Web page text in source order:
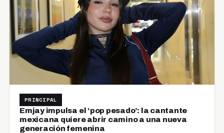
PRINCIPAL
Emjay impulsa el ‘pop pesado’: la cantante
mexicana quiere abrir camino a una nueva
generación femenina